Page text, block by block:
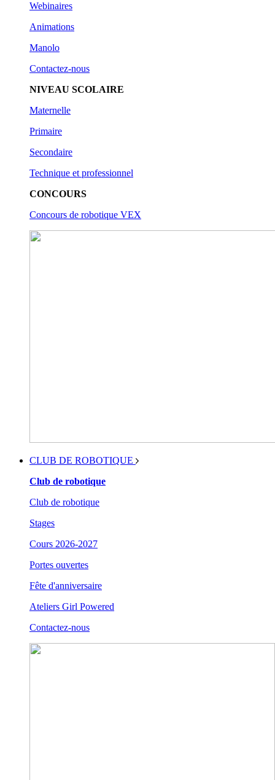
Webinaires
Animations
Manolo
Contactez-nous
NIVEAU SCOLAIRE
Maternelle
Primaire
Secondaire
Technique et professionnel
CONCOURS
Concours de robotique VEX
CLUB DE ROBOTIQUE
Club de robotique
Club de robotique
Stages
Cours 2026-2027
Portes ouvertes
Fête d'anniversaire
Ateliers Girl Powered
Contactez-nous